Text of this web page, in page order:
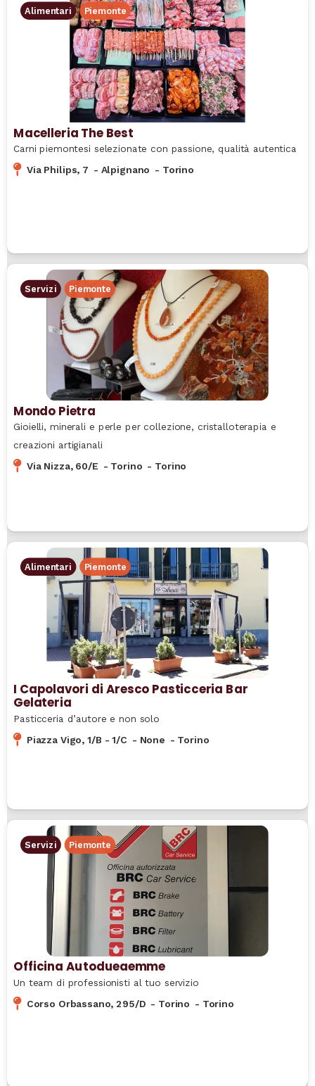
Alimentari Piemonte
Macelleria The Best
Carni piemontesi selezionate con passione, qualità autentica
Via Philips, 7 - Alpignano - Torino
Servizi Piemonte
Mondo Pietra
Gioielli, minerali e perle per collezione, cristalloterapia e
creazioni artigianali
Via Nizza, 60/E - Torino - Torino
Alimentari Piemonte
I Capolavori di Aresco Pasticceria Bar
Gelateria
Pasticceria d’autore e non solo
Piazza Vigo, 1/B - 1/C - None - Torino
Servizi Piemonte
Officina Autodueaemme
Un team di professionisti al tuo servizio
Corso Orbassano, 295/D - Torino - Torino